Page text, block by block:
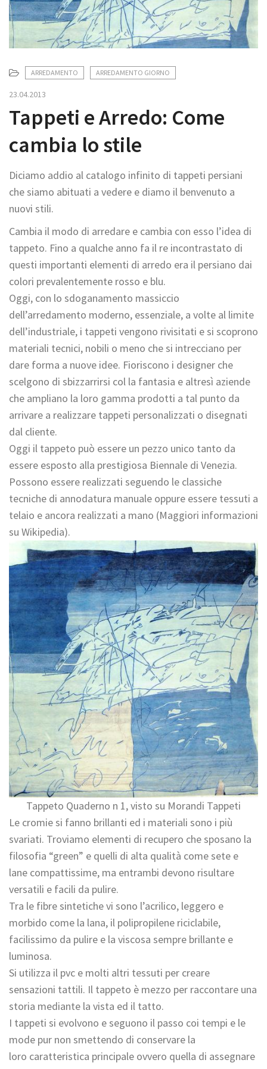
t
o
n
ARREDAMENTO ARREDAMENTO GIORNO
23.04.2013
Tappeti e Arredo: Come
cambia lo stile
Diciamo addio al catalogo infinito di tappeti persiani
che siamo abituati a vedere e diamo il benvenuto a
nuovi stili.
Cambia il modo di arredare e cambia con esso l’idea di
tappeto. Fino a qualche anno fa il re incontrastato di
questi importanti elementi di arredo era il persiano dai
colori prevalentemente rosso e blu.
Oggi, con lo sdoganamento massiccio
dell’arredamento moderno, essenziale, a volte al limite
dell’industriale, i tappeti vengono rivisitati e si scoprono
materiali tecnici, nobili o meno che si intrecciano per
dare forma a nuove idee. Fioriscono i designer che
scelgono di sbizzarrirsi col la fantasia e altresì aziende
che ampliano la loro gamma prodotti a tal punto da
arrivare a realizzare tappeti personalizzati o disegnati
dal cliente.
Oggi il tappeto può essere un pezzo unico tanto da
essere esposto alla prestigiosa Biennale di Venezia.
Possono essere realizzati seguendo le classiche
tecniche di annodatura manuale oppure essere tessuti a
telaio e ancora realizzati a mano (Maggiori informazioni
su Wikipedia).
Tappeto Quaderno n 1, visto su Morandi Tappeti
Le cromie si fanno brillanti ed i materiali sono i più
svariati. Troviamo elementi di recupero che sposano la
filosofia “green” e quelli di alta qualità come sete e
lane compattissime, ma entrambi devono risultare
versatili e facili da pulire.
Tra le fibre sintetiche vi sono l’acrilico, leggero e
morbido come la lana, il polipropilene riciclabile,
facilissimo da pulire e la viscosa sempre brillante e
luminosa.
Si utilizza il pvc e molti altri tessuti per creare
sensazioni tattili. Il tappeto è mezzo per raccontare una
storia mediante la vista ed il tatto.
I tappeti si evolvono e seguono il passo coi tempi e le
mode pur non smettendo di conservare la
loro caratteristica principale ovvero quella di assegnare